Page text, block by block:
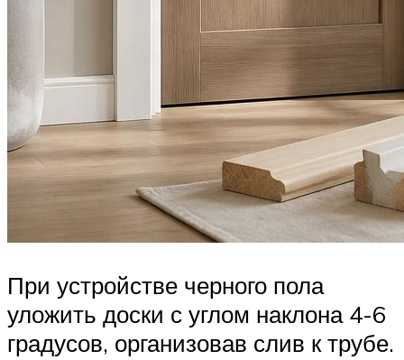
При устройстве черного пола
уложить доски с углом наклона 4-6
градусов, организовав слив к трубе.